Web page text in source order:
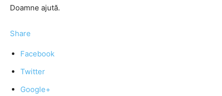
Doamne ajută.
Share
Facebook
Twitter
Google+